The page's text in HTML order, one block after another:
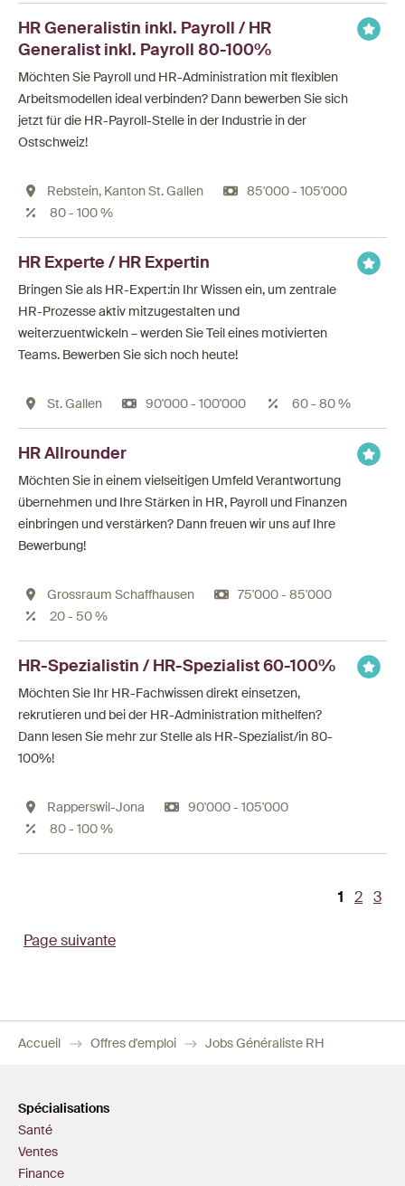
HR Generalistin inkl. Payroll / HR
Generalist inkl. Payroll 80-100%
Möchten Sie Payroll und HR-Administration mit flexiblen
Arbeitsmodellen ideal verbinden? Dann bewerben Sie sich
jetzt für die HR-Payroll-Stelle in der Industrie in der
Ostschweiz!
Rebstein, Kanton St. Gallen
85'000 - 105'000
80 - 100 %
HR Experte / HR Expertin
Bringen Sie als HR-Expert:in Ihr Wissen ein, um zentrale
HR-Prozesse aktiv mitzugestalten und
weiterzuentwickeln – werden Sie Teil eines motivierten
Teams. Bewerben Sie sich noch heute!
St. Gallen 90'000 - 100'000 60 - 80 %
HR Allrounder
Möchten Sie in einem vielseitigen Umfeld Verantwortung
übernehmen und Ihre Stärken in HR, Payroll und Finanzen
einbringen und verstärken? Dann freuen wir uns auf Ihre
Bewerbung!
Grossraum Schaffhausen
75'000 - 85'000
20 - 50 %
HR-Spezialistin / HR-Spezialist 60-100%
Möchten Sie Ihr HR-Fachwissen direkt einsetzen,
rekrutieren und bei der HR-Administration mithelfen?
Dann lesen Sie mehr zur Stelle als HR-Spezialist/in 80-
100%!
Rapperswil-Jona
90'000 - 105'000
80 - 100 %
Page
1 Page
2 3
Page suivante
Accueil Offres d'emploi Jobs Généraliste RH
Spécialisations
Santé
Ventes
Finance